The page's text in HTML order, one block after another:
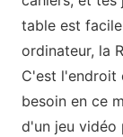
table est
ordinateur, la
C'est l'endroit
besoin en ce
d'un jeu vidéo